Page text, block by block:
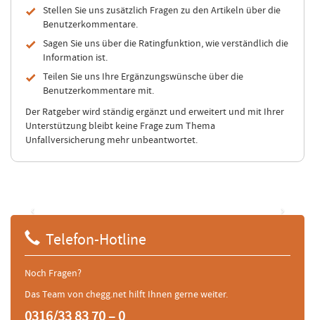
Stellen Sie uns zusätzlich Fragen zu den Artikeln über die
Benutzerkommentare.
Sagen Sie uns über die Ratingfunktion, wie verständlich die
Information ist.
Teilen Sie uns Ihre Ergänzungswünsche über die
Benutzerkommentare mit.
Der Ratgeber wird ständig ergänzt und erweitert und mit Ihrer
Unterstützung bleibt keine Frage zum Thema
Unfallversicherung mehr unbeantwortet.
‹ ›
Telefon-Hotline
Noch Fragen?
Das Team von chegg.net hilft Ihnen gerne weiter.